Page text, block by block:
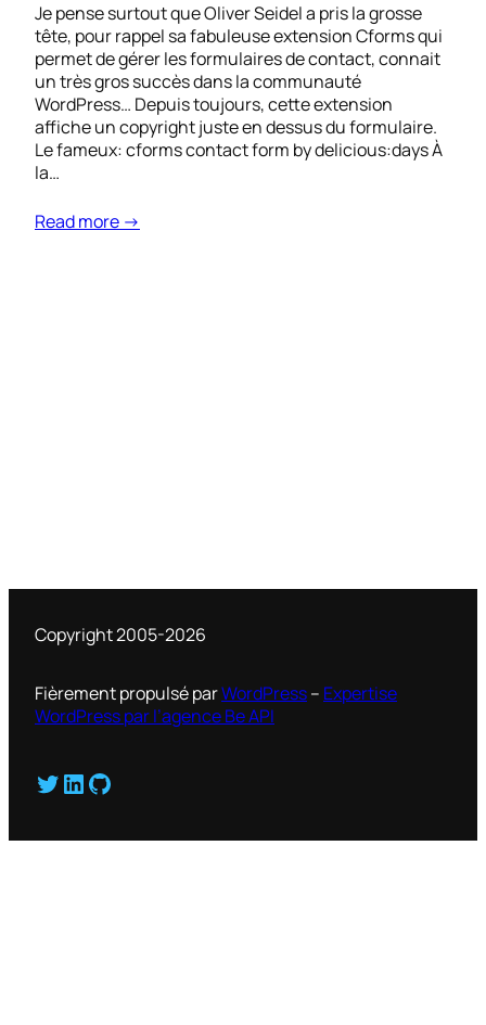
Je pense surtout que Oliver Seidel a pris la grosse
tête, pour rappel sa fabuleuse extension Cforms qui
permet de gérer les formulaires de contact, connait
un très gros succès dans la communauté
WordPress… Depuis toujours, cette extension
affiche un copyright juste en dessus du formulaire.
Le fameux: cforms contact form by delicious:days À
la…
Read more →
Copyright 2005-2026
Fièrement propulsé parWordPress– Expertise
WordPress par l’agence Be API
Twitter
LinkedIn
GitHub